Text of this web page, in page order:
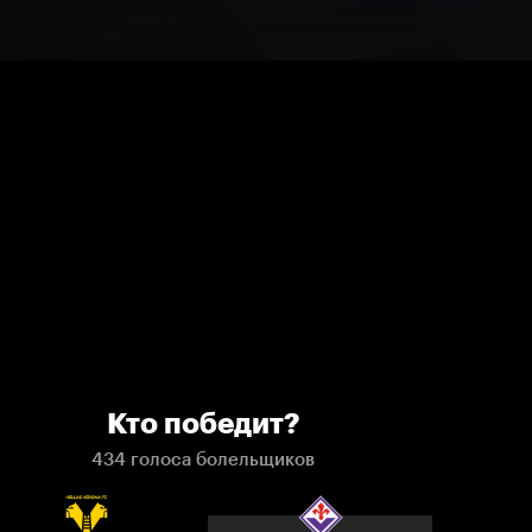
Кто победит?
434 голоса болельщиков